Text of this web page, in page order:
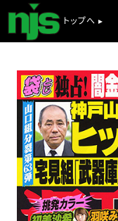
トップへ ▸